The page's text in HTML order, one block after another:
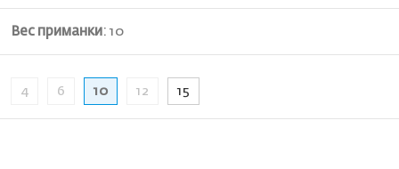
Вес приманки: 10
4 6 10 12 15